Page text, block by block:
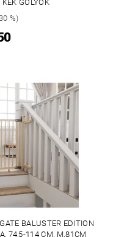
GOLYÓK
%)
BALUSTER EDITION
74,5-114 CM, M.81CM